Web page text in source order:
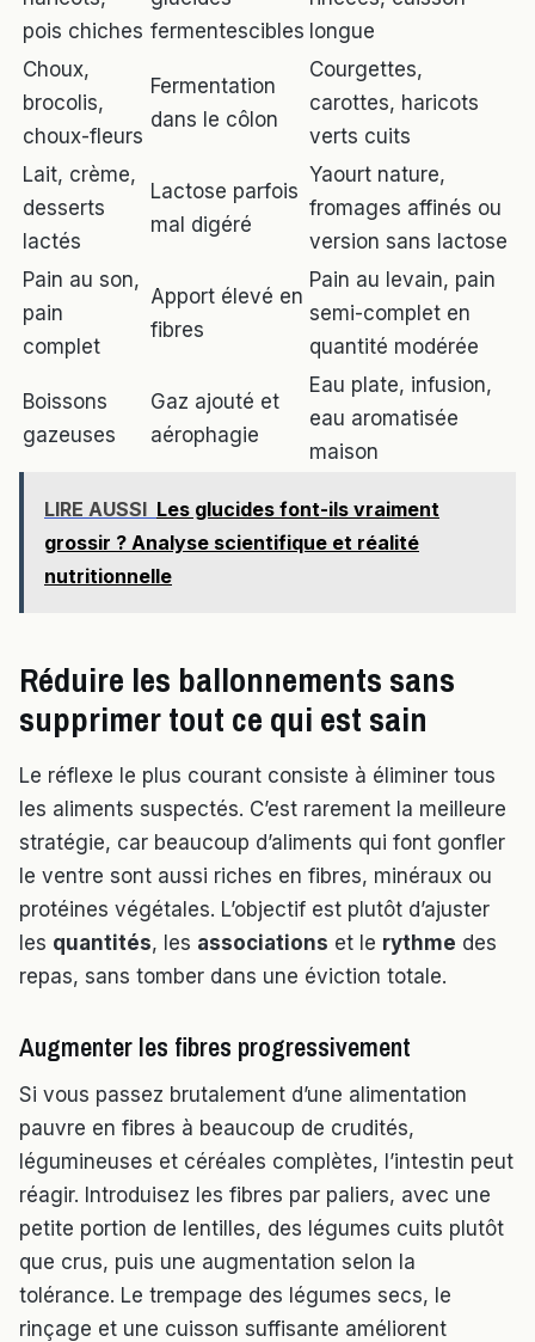
pois chiches fermentescibles longue
Choux,
brocolis,
choux-fleurs
Fermentation
dans le côlon
Courgettes,
carottes, haricots
verts cuits
Lait, crème,
desserts
lactés
Lactose parfois
mal digéré
Yaourt nature,
fromages affinés ou
version sans lactose
Pain au son,
pain
complet
Apport élevé en
fibres
Pain au levain, pain
semi-complet en
quantité modérée
Boissons
gazeuses
Gaz ajouté et
aérophagie
Eau plate, infusion,
eau aromatisée
maison
LIRE AUSSI Les glucides font-ils vraiment
grossir ? Analyse scientifique et réalité
nutritionnelle
Réduire les ballonnements sans
supprimer tout ce qui est sain
Le réflexe le plus courant consiste à éliminer tous
les aliments suspectés. C’est rarement la meilleure
stratégie, car beaucoup d’aliments qui font gonfler
le ventre sont aussi riches en fibres, minéraux ou
protéines végétales. L’objectif est plutôt d’ajuster
les quantités, les associations et le rythme des
repas, sans tomber dans une éviction totale.
Augmenter les fibres progressivement
Si vous passez brutalement d’une alimentation
pauvre en fibres à beaucoup de crudités,
légumineuses et céréales complètes, l’intestin peut
réagir. Introduisez les fibres par paliers, avec une
petite portion de lentilles, des légumes cuits plutôt
que crus, puis une augmentation selon la
tolérance. Le trempage des légumes secs, le
rinçage et une cuisson suffisante améliorent